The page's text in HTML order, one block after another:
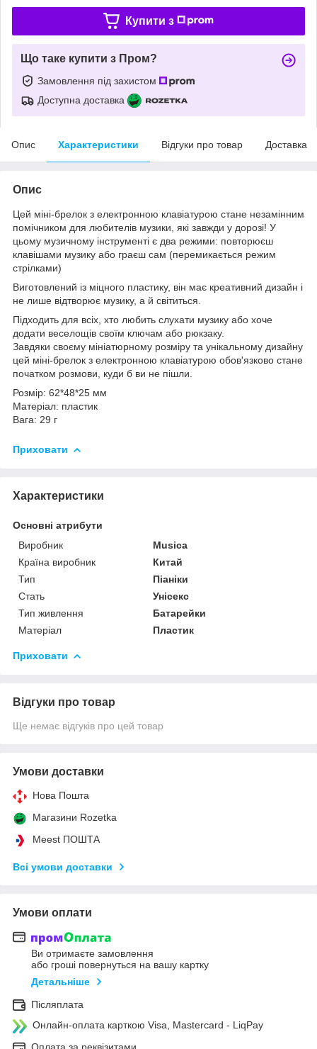
Купити з
Що таке купити з Пром?
Замовлення під захистом
Доступна доставка
Опис Характеристики Відгуки про товар Доставка
Опис
Цей міні-брелок з електронною клавіатурою стане незамінним
помічником для любителів музики, які завжди у дорозі! У
цьому музичному інструменті є два режими: повторюєш
клавішами музику або граєш сам (перемикається режим
стрілками)
Виготовлений із міцного пластику, він має креативний дизайн і
не лише відтворює музику, а й світиться.
Підходить для всіх, хто любить слухати музику або хоче
додати веселощів своїм ключам або рюкзаку.
Завдяки своєму мініатюрному розміру та унікальному дизайну
цей міні-брелок з електронною клавіатурою обов'язково стане
початком розмови, куди б ви не пішли.
Розмір: 62*48*25 мм
Матеріал: пластик
Вага: 29 г
Приховати
Характеристики
Основні атрибути
Виробник
Musica
Країна виробник
Китай
Тип
Піаніки
Стать
Унісекс
Тип живлення
Батарейки
Матеріал
Пластик
Приховати
Відгуки про товар
Ще немає відгуків про цей товар
Умови доставки
Нова Пошта
Магазини Rozetka
Meest ПОШТА
Всі умови доставки
Умови оплати
Ви отримаєте замовлення
або гроші повернуться на вашу картку
Детальніше
Післяплата
Онлайн-оплата карткою Visa, Mastercard - LiqPay